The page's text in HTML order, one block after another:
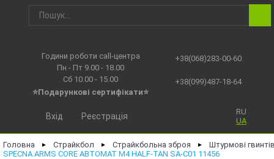
Години роботи call-центра
Пн - Пт 9.00 - 18.00
Сб 10.00 - 15.00
⭐Подарункові сертифікати⭐
+38(068)283-00-60
+38(099)487-18-64
RU
UA
Вхід Реєстрація
Головна ► Страйкбол ► Страйкбольна зброя ►
Штурмові
SPECNA ARMS CORE АВТОМАТ M4 HALF-TAN SA-C01 11456